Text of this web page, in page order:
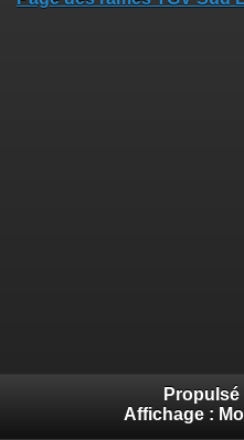
Propulsé
Affichage :